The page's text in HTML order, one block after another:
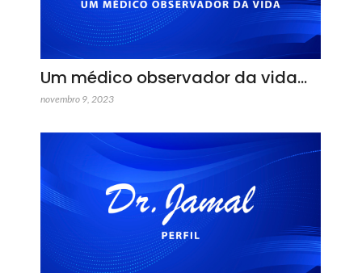
Um médico observador da vida…
novembro 9, 2023